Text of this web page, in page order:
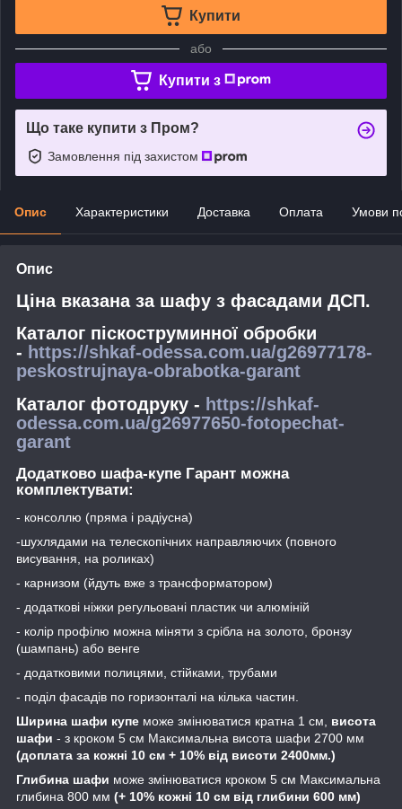
Купити
або
Купити з
Що таке купити з Пром?
Замовлення під захистом
Опис Характеристики Доставка Оплата Умови
Опис
Ціна вказана за шафу з фасадами ДСП.
Каталог піскоструминної обробки
- https://shkaf-odessa.com.ua/g26977178-
peskostrujnaya-obrabotka-garant
Каталог фотодруку - https://shkaf-
odessa.com.ua/g26977650-fotopechat-
garant
Додатково шафа-купе Гарант можна
комплектувати:
- консоллю (пряма і радіусна)
-шухлядами на телескопічних направляючих (повного
висування, на роликах)
- карнизом (йдуть вже з трансформатором)
- додаткові ніжки регульовані пластик чи алюміній
- колір профілю можна міняти з срібла на золото, бронзу
(шампань) або венге
- додатковими полицями, стійками, трубами
- поділ фасадів по горизонталі на кілька частин.
Ширина шафи купе може змінюватися кратна 1 см, висота
шафи - з кроком 5 см Максимальна висота шафи 2700 мм
(доплата за кожні 10 см + 10% від висоти 2400мм.)
Глибина шафи може змінюватися кроком 5 см Максимальна
глибина 800 мм (+ 10% кожні 10 см від глибини 600 мм)